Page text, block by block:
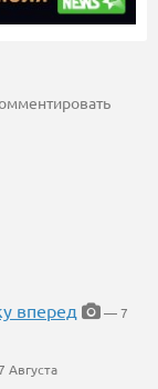
вперед
— 7
Августа